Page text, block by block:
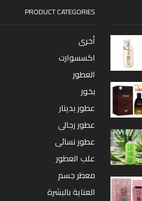
PRODUCT CATEGORIES
أخرى
اكسسوارت
العطور
بخور
عطور بدينار
عطور رجالى
عطور نسائى
علب العطور
معطر جسم
العناية بالبشرة